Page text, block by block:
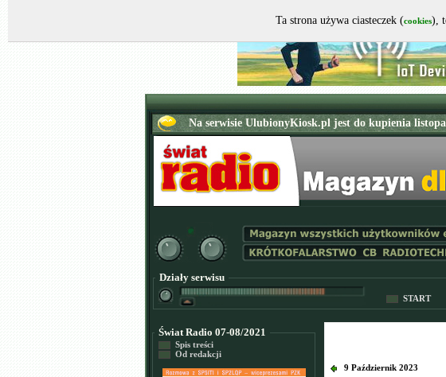
Działy serwisu
START
Świat Radio 07-08/2021
Spis treści
Od redakcji
9 Październik 2023
Ta strona używa ciasteczek (cookies),